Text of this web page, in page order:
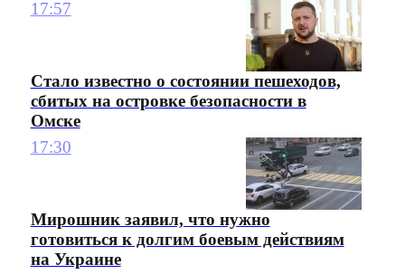
17:57
Стало известно о состоянии пешеходов,
сбитых на островке безопасности в
Омске
17:30
Мирошник заявил, что нужно
готовиться к долгим боевым действиям
на Украине